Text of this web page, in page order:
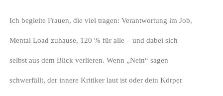
Ich begleite Frauen, die viel tragen: Verantwortung im Job,
Mental Load zuhause, 120 % für alle – und dabei sich
selbst aus dem Blick verlieren. Wenn „Nein“ sagen
schwerfällt, der innere Kritiker laut ist oder dein Körper